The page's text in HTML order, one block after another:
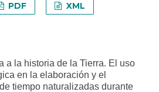
PDF XML
a la historia de la Tierra. El uso
en la elaboración y el
tiempo naturalizadas durante